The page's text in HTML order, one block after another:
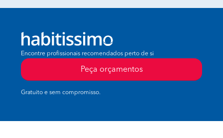
Encontre profissionais recomendados perto de si
Peça orçamentos
Gratuito e sem compromisso.